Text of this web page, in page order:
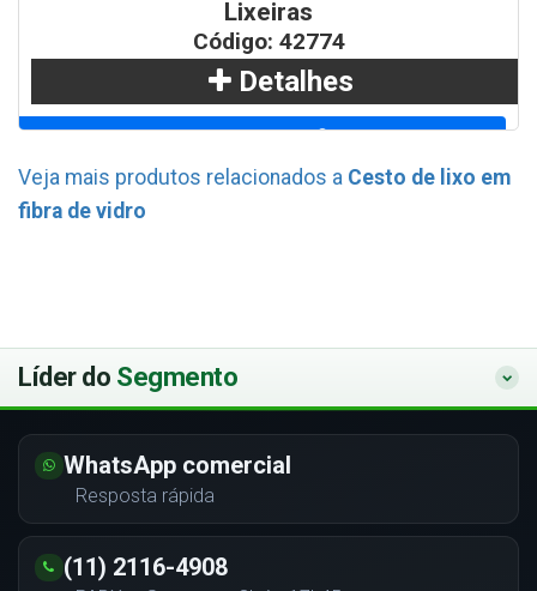
Lixeiras
Código: 42774
Detalhes
Veja mais produtos relacionados a Cesto de lixo em
fibra de vidro
Líder do Segmento
WhatsApp comercial
Resposta rápida
(11) 2116-4908